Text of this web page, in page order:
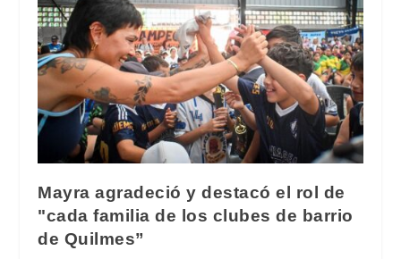
Mayra agradeció y destacó el rol de
"cada familia de los clubes de barrio
de Quilmes”